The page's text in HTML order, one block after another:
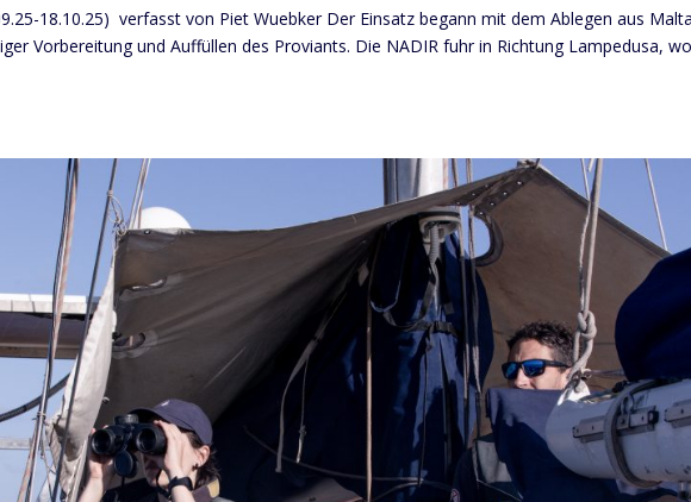
18.10.25) verfasst von Piet Wuebker Der Einsatz begann mit dem Ablegen aus
Vorbereitung und Auffüllen des Proviants. Die NADIR fuhr in Richtung Lampedusa,